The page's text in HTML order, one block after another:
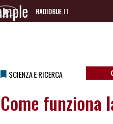
RADIOBUE.IT
Audio
SCIENZA E RICERCA
Come funziona